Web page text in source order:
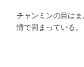
チャンミンの目は
情で固まっている。